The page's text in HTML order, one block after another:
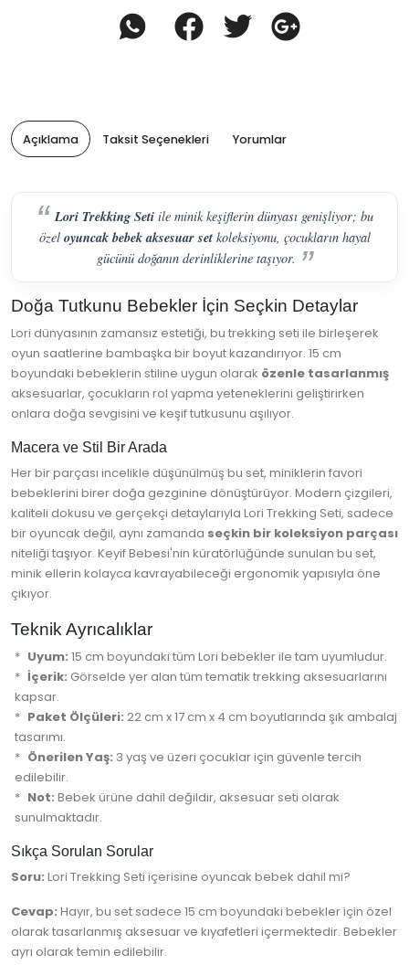
Açıklama Taksit Seçenekleri Yorumlar
Lori Trekking Setiile minik keşiflerin dünyası genişliyor; bu
özel oyuncak bebek aksesuar setkoleksiyonu, çocukların hayal
gücünü doğanın derinliklerine taşıyor.
Doğa Tutkunu Bebekler İçin Seçkin Detaylar
Lori dünyasının zamansız estetiği, bu trekking seti ile birleşerek
oyun saatlerine bambaşka bir boyut kazandırıyor. 15 cm
boyundaki bebeklerin stiline uygun olarak özenle tasarlanmış
aksesuarlar, çocukların rol yapma yeteneklerini geliştirirken
onlara doğa sevgisini ve keşif tutkusunu aşılıyor.
Macera ve Stil Bir Arada
Her bir parçası incelikle düşünülmüş bu set, miniklerin favori
bebeklerini birer doğa gezginine dönüştürüyor. Modern çizgileri,
kaliteli dokusu ve gerçekçi detaylarıyla Lori Trekking Seti, sadece
bir oyuncak değil, aynı zamanda seçkin bir koleksiyon parçası
niteliği taşıyor. Keyif Bebesi'nin küratörlüğünde sunulan bu set,
minik ellerin kolayca kavrayabileceği ergonomik yapısıyla öne
çıkıyor.
Teknik Ayrıcalıklar
Uyum: 15 cm boyundaki tüm Lori bebekler ile tam uyumludur.
İçerik: Görselde yer alan tüm tematik trekking aksesuarlarını
kapsar.
Paket Ölçüleri: 22 cm x 17 cm x 4 cm boyutlarında şık ambalaj
tasarımı.
Önerilen Yaş: 3 yaş ve üzeri çocuklar için güvenle tercih
edilebilir.
Not: Bebek ürüne dahil değildir, aksesuar seti olarak
sunulmaktadır.
Sıkça Sorulan Sorular
Soru: Lori Trekking Seti içerisine oyuncak bebek dahil mi?
Cevap: Hayır, bu set sadece 15 cm boyundaki bebekler için özel
olarak tasarlanmış aksesuar ve kıyafetleri içermektedir. Bebekler
ayrı olarak temin edilebilir.